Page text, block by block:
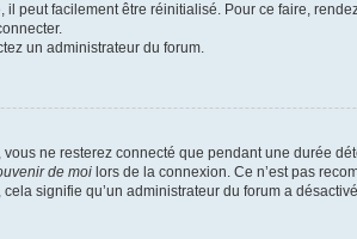
peut facilement être réinitialisé. Pour ce faire,
un administrateur du forum.
vous ne resterez connecté que pendant une durée
de moi lors de la connexion. Ce n’est pas
signifie qu’un administrateur du forum a